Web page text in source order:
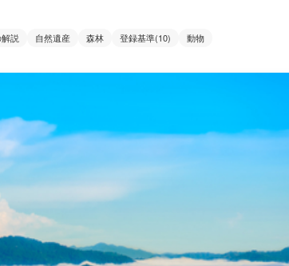
説 自然遺産 森林 登録基準(10) 動物